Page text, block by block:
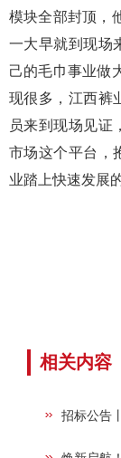
模块全部封顶，
一大早就到现场
己的毛巾事业做
现很多，江西裤
员来到现场见证
市场这个平台，
业踏上快速发展
相关内容
招标公告